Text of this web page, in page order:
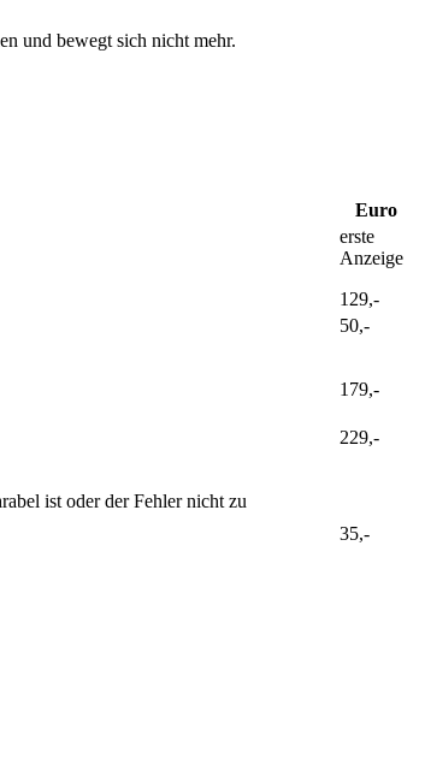
und bewegt sich nicht mehr.
Euro
erste
Anzeige
129,-
50,-
179,-
229,-
ist oder der Fehler nicht zu
35,-